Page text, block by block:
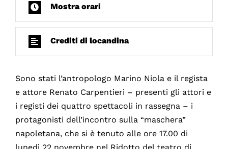
Mostra orari
Crediti di locandina
Sono stati l’antropologo Marino Niola e il regista
e attore Renato Carpentieri – presenti gli attori e
i registi dei quattro spettacoli in rassegna – i
protagonisti dell’incontro sulla “maschera”
napoletana, che si è tenuto alle ore 17.00 di